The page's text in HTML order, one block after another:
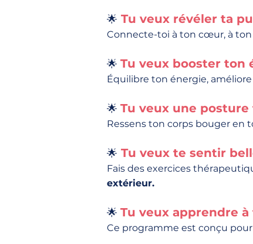
🌟 Tu veux révéler ta
Connecte-toi à ton cœur, à
🌟 Tu veux booster ton
Équilibre ton énergie,
🌟 Tu veux une
Ressens ton corps bouger en
🌟 Tu veux te sentir
Fais des exercices
extérieur.
🌟 Tu veux apprendre
Ce programme est conçu